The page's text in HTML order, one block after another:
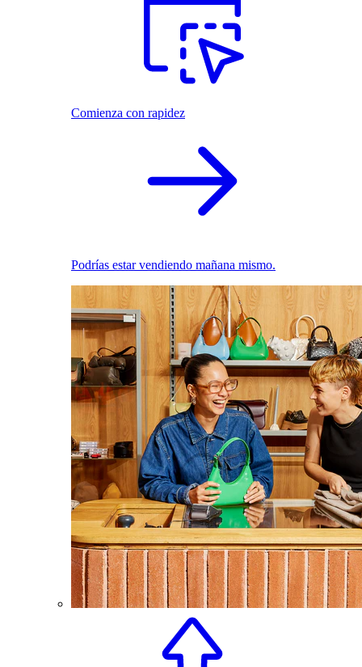
Comienza con rapidez
Podrías estar vendiendo mañana mismo.